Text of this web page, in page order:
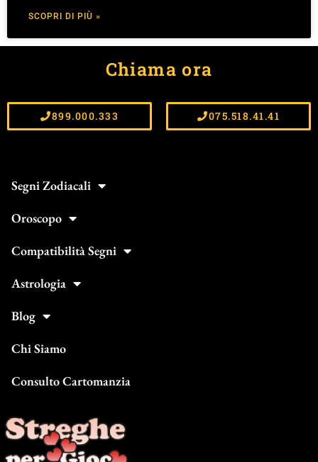
SCOPRI DI PIÙ »
Chiama ora
899.000.333 075.518.41.41
Segni Zodiacali
Oroscopo
Compatibilità Segni
Astrologia
Blog
Chi Siamo
Consulto Cartomanzia